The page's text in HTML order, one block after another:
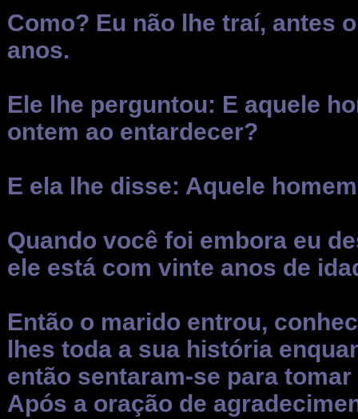
Como? Eu não lhe traí, antes
anos.
Ele lhe perguntou: E aquele
ontem ao entardecer?
E ela lhe disse: Aquele
Quando você foi embora eu
ele está com vinte anos de
Então o marido entrou,
lhes toda a sua história
então sentaram-se para
Após a oração de